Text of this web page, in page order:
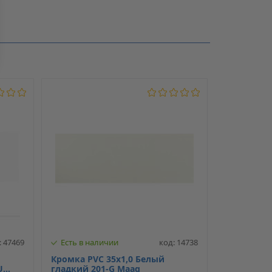
42
47469 Есть в наличии код: 14738
Кромка PVC 35x1,0 Белый
гладкий 201-G Maag